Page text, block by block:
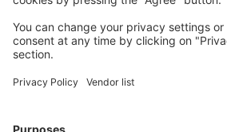
Cele mai căutate cazări de